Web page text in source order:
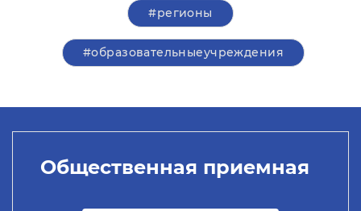
#регионы
#образовательныеучреждения
Общественная приемная